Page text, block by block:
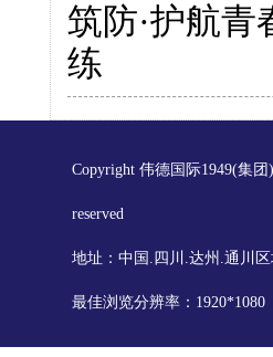
筑防·护航
练
Copyright 伟德国际1949(集
reserved
地址：中国.四川.达州.通川
最佳浏览分辨率：1920*1080